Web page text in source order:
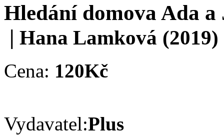
Hledání domova Ada
| Hana Lamková (2019)
Cena: 120Kč
Vydavatel:Plus